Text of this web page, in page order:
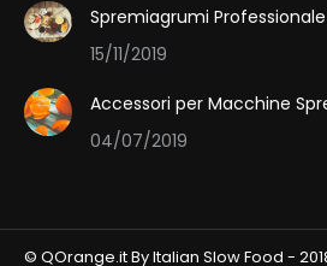
Spremiagrumi
15/11/2019
Accessori per Macchine
04/07/2019
© QOrange.it By Italian Slow Food -